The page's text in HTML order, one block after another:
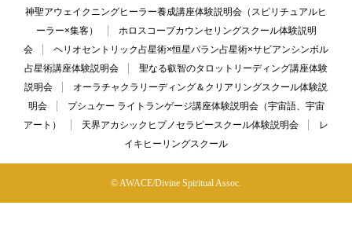
神聖アウェイクニングヒーラー養成講座体験説明会（スピリチュアルヒ
ーラー×集客）
ホロスコープカウンセリングスクール体験説明
会
ヘリオセントリック占星術×恒星パラン占星術×サビアンシンボル
占星術講座体験説明会
聖なる叡智のタロットリーディング講座体験
説明会
オーラチャクラリーディング＆クリアリングスクール体験説
明会
プシュケー ライトランゲージ講座体験説明会（宇宙語、宇宙
アート）
天界アカシックヒプノセラピースクール体験説明会
レ
イキヒーリングスクール
© AWACE/Divine Spiritual Assoc.